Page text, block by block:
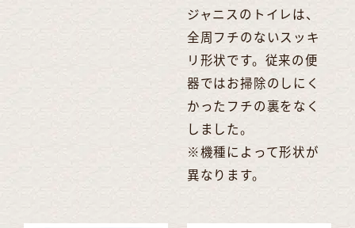
ジャニスのトイレは、
全周フチのないスッキ
リ形状です。従来の便
器ではお掃除のしにく
かったフチの裏をなく
しました。
※機種によって形状が
異なります。